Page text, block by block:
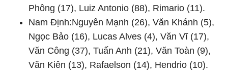
Phông (17), Luiz Antonio (88), Rimario (11).
Nam Định:Nguyên Mạnh (26), Văn Khánh (5),
Ngọc Bảo (16), Lucas Alves (4), Văn Vĩ (17),
Văn Công (37), Tuấn Anh (21), Văn Toàn (9),
Văn Kiên (13), Rafaelson (14), Hendrio (10).